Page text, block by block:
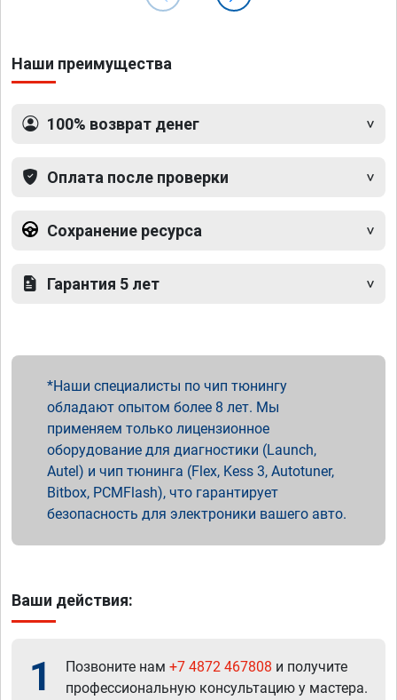
Наши преимущества
100% возврат денег
Оплата после проверки
Сохранение ресурса
Гарантия 5 лет
Наши специалисты по чип тюнингу
обладают опытом более 8 лет. Мы
применяем только лицензионное
оборудование для диагностики (Launch,
Autel) и чип тюнинга (Flex, Kess 3, Autotuner,
Bitbox, PCMFlash), что гарантирует
безопасность для электроники вашего авто.
Ваши действия:
1 Позвоните нам +7 4872 467808 и получите
профессиональную консультацию у мастера.